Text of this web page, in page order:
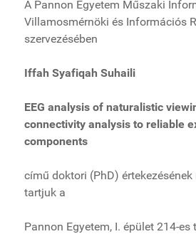
A Pannon Egyetem Műszaki
Villamosmérnöki és Információs
szervezésében
Iffah Syafiqah Suhaili
EEG analysis of naturalistic
connectivity analysis to reliable
components
című doktori (PhD)
tartjuk a
Pannon Egyetem, I. épület 214-es